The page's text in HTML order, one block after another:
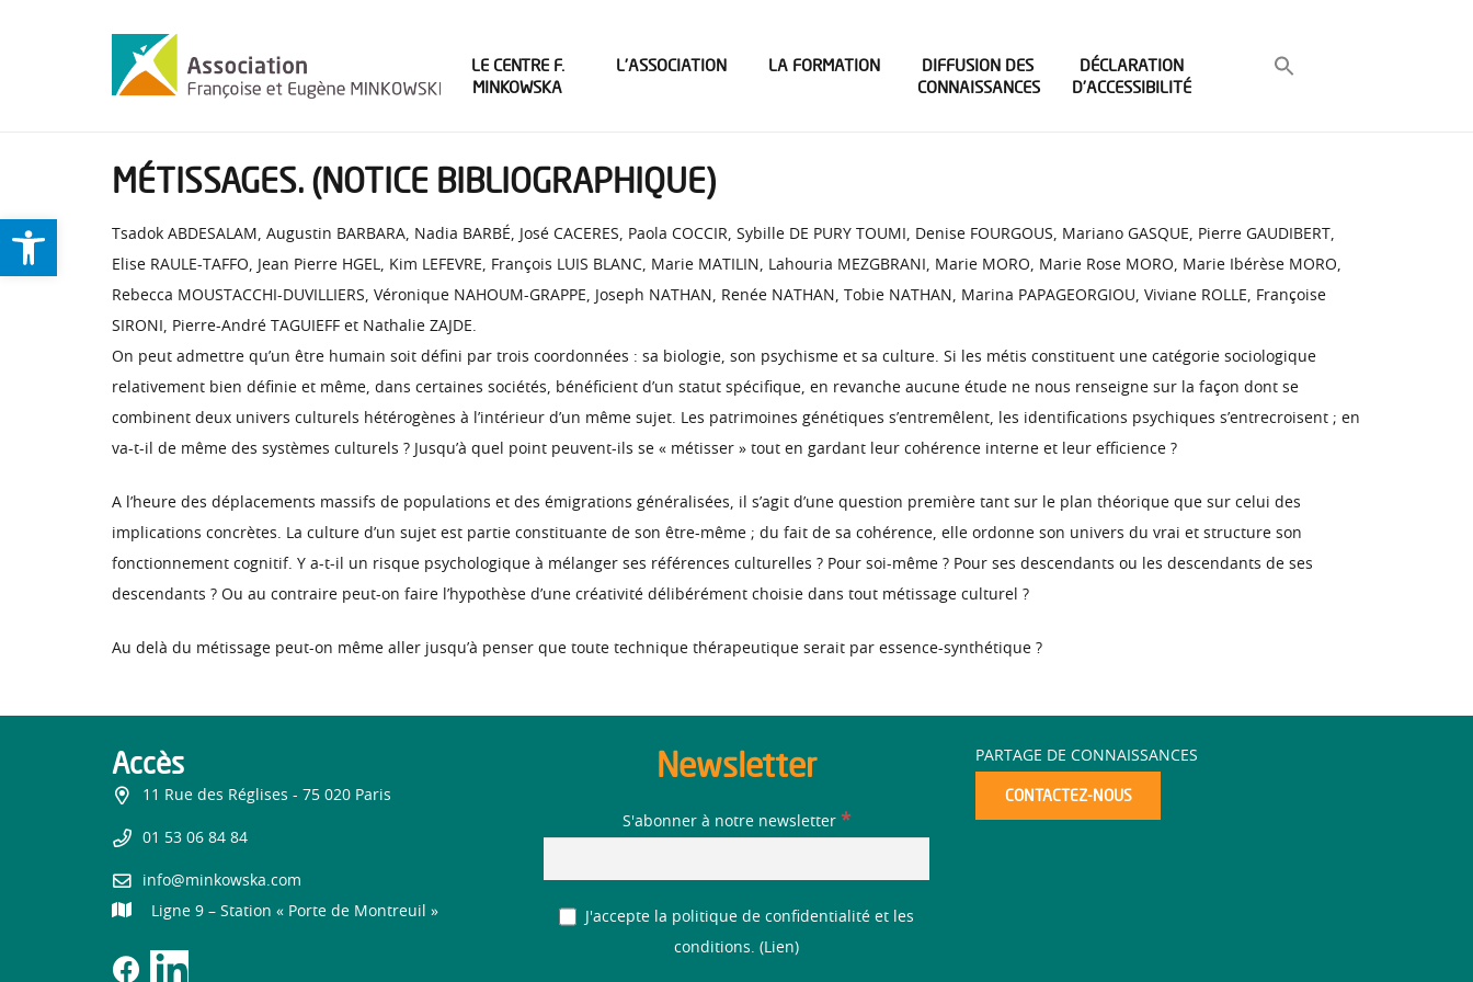
Ouvrir la barre d’outils
LE CENTRE F.
MINKOWSKA
L’ASSOCIATION LA FORMATION
DIFFUSION DES
CONNAISSANCES
DÉCLARATION
D’ACCESSIBILITÉ
MÉTISSAGES. (NOTICE BIBLIOGRAPHIQUE)
Tsadok ABDESALAM, Augustin BARBARA, Nadia BARBÉ, José CACERES, Paola COCCIR, Sybille DE PURY TOUMI, Denise FOURGOUS, Mariano GASQUE, Pierre GAUDIBERT,
Elise RAULE-TAFFO, Jean Pierre HGEL, Kim LEFEVRE, François LUIS BLANC, Marie MATILIN, Lahouria MEZGBRANI, Marie MORO, Marie Rose MORO, Marie Ibérèse MORO,
Rebecca MOUSTACCHI-DUVILLIERS, Véronique NAHOUM-GRAPPE, Joseph NATHAN, Renée NATHAN, Tobie NATHAN, Marina PAPAGEORGIOU, Viviane ROLLE, Françoise
SIRONI, Pierre-André TAGUIEFF et Nathalie ZAJDE.
On peut admettre qu’un être humain soit défini par trois coordonnées : sa biologie, son psychisme et sa culture. Si les métis constituent une catégorie sociologique
relativement bien définie et même, dans certaines sociétés, bénéficient d’un statut spécifique, en revanche aucune étude ne nous renseigne sur la façon dont se
combinent deux univers culturels hétérogènes à l’intérieur d’un même sujet. Les patrimoines génétiques s’entremêlent, les identifications psychiques s’entrecroisent ; en
va-t-il de même des systèmes culturels ? Jusqu’à quel point peuvent-ils se « métisser » tout en gardant leur cohérence interne et leur efficience ?
A l’heure des déplacements massifs de populations et des émigrations généralisées, il s’agit d’une question première tant sur le plan théorique que sur celui des
implications concrètes. La culture d’un sujet est partie constituante de son être-même ; du fait de sa cohérence, elle ordonne son univers du vrai et structure son
fonctionnement cognitif. Y a-t-il un risque psychologique à mélanger ses références culturelles ? Pour soi-même ? Pour ses descendants ou les descendants de ses
descendants ? Ou au contraire peut-on faire l’hypothèse d’une créativité délibérément choisie dans tout métissage culturel ?
Au delà du métissage peut-on même aller jusqu’à penser que toute technique thérapeutique serait par essence-synthétique ?
Accès
11 Rue des Réglises - 75 020 Paris
01 53 06 84 84
info@minkowska.com
Ligne 9 – Station « Porte de Montreuil »
Newsletter
S'abonner à notre newsletter *
J'accepte la politique de confidentialité et les
conditions. ( Lien)
PARTAGE DE CONNAISSANCES
CONTACTEZ-NOUS